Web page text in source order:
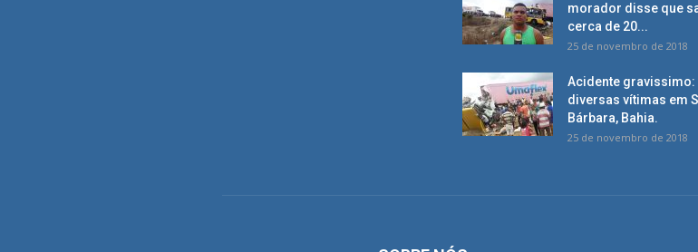
morador disse que
cerca de 20...
25 de novembro de 2018
Acidente gravissimo:
diversas vítimas em
Bárbara, Bahia.
25 de novembro de 2018